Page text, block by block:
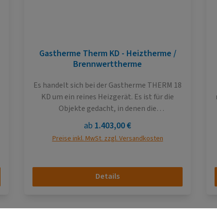
Gastherme Therm KD - Heiztherme /
Brennwerttherme
Es handelt sich bei der Gastherme THERM 18
KD um ein reines Heizgerät. Es ist für die
Objekte gedacht, in denen die
Warmwasseraufbereitung auf eine andere
Weise erfolgt. Z. B. durch elektrische
Warmwasserspeicher. Selbstverständlich
externen Drei-Wege-Umschaltventils auch
die Warmwasseraufbereitung in einem
externen Warmwasserspeicher ermöglichen,
Regulärer Preis:
ab 1.403,00 €
Preise inkl. MwSt. zzgl. Versandkosten
Details